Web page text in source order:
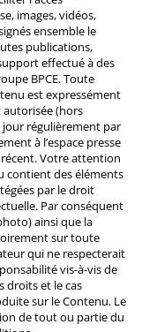
images, vidéos,
ensemble le
publications,
effectué à des
BPCE. Toute
est expressément
autorisée (hors
régulièrement par
à l’espace presse
Votre attention
contient des éléments
par le droit
Par conséquent
ainsi que la
sur toute
qui ne respecterait
vis-à-vis de
droits et le cas
sur le Contenu. Le
de tout ou partie du